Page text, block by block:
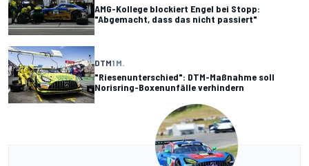
AMG-Kollege blockiert Engel bei Stopp:
"Abgemacht, dass das nicht passiert"
DTM1 M.
"Riesenunterschied": DTM-Maßnahme soll
Norisring-Boxenunfälle verhindern